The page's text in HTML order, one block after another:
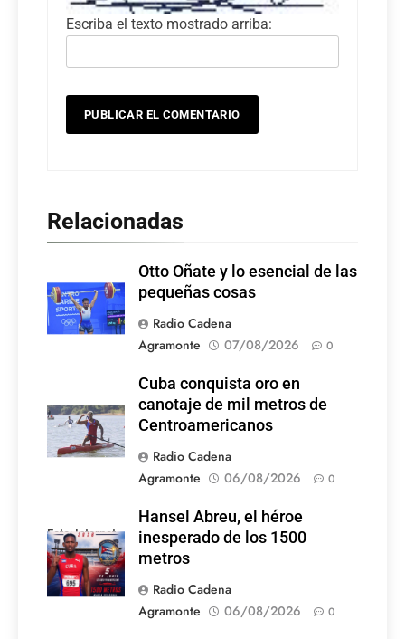
Escriba el texto mostrado arriba:
Relacionadas
Otto Oñate y lo esencial de las
pequeñas cosas
Radio Cadena
Agramonte
07/08/2026 0
Cuba conquista oro en
canotaje de mil metros de
Centroamericanos
Radio Cadena
Agramonte
06/08/2026 0
Foto: Internet
Hansel Abreu, el héroe
inesperado de los 1500
metros
Radio Cadena
Agramonte
06/08/2026 0